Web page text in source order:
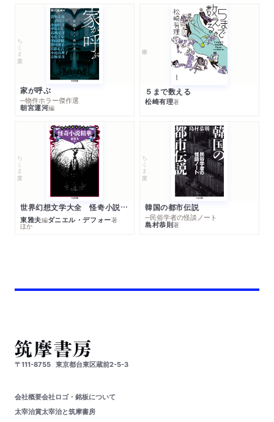
ちくま文庫
家が呼ぶ
─物件ホラー傑作選
朝宮運河編
５まで数える
松崎有理著
ちくま文庫
世界幻想文学大全 怪奇小説精華
東雅夫編ダニエル・デフォー著
ほか
ちくま文庫
韓国の都市伝説
─民俗学者の怪談ノート
島村恭則著
〒111-8755 東京都台東区蔵前2-5-3
会社概要会社ロゴ・銘板について
太宰治賞太宰治と筑摩書房